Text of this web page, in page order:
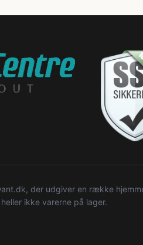
der udgiver en række
ikke varerne på lager.